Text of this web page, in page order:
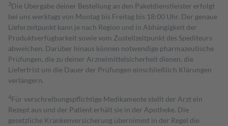
3Die Übergabe deiner Bestellung an den Paketdienstleister erfolgt
bei uns werktags von Montag bis Freitag bis 18:00 Uhr. Der genaue
Lieferzeitpunkt kann je nach Region und in Abhängigkeit der
Produktverfügbarkeit sowie vom Zustellzeitpunkt des Spediteurs
abweichen. Darüber hinaus können notwendige pharmazeutische
Prüfungen, die zu deiner Arzneimittelsicherheit dienen, die
Lieferfrist um die Dauer der Prüfungen einschließlich Klärungen
verlängern.
4Für verschreibungspflichtige Medikamente stellt der Arzt ein
Rezept aus und der Patient erhält sie in der Apotheke. Die
gesetzliche Krankenversicherung übernimmt in der Regel die